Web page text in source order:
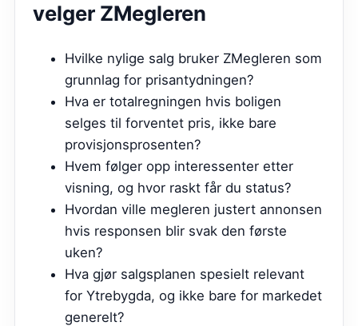
velger ZMegleren
Hvilke nylige salg bruker ZMegleren som
grunnlag for prisantydningen?
Hva er totalregningen hvis boligen
selges til forventet pris, ikke bare
provisjonsprosenten?
Hvem følger opp interessenter etter
visning, og hvor raskt får du status?
Hvordan ville megleren justert annonsen
hvis responsen blir svak den første
uken?
Hva gjør salgsplanen spesielt relevant
for Ytrebygda, og ikke bare for markedet
generelt?